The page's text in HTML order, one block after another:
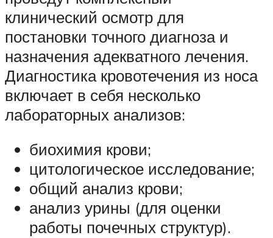
клинический осмотр для
постановки точного диагноза и
назначения адекватного лечения.
Диагностика кровотечения из носа
включает в себя несколько
лабораторных анализов:
биохимия крови;
цитологическое исследование;
общий анализ крови;
анализ урины (для оценки
работы почечных структур).